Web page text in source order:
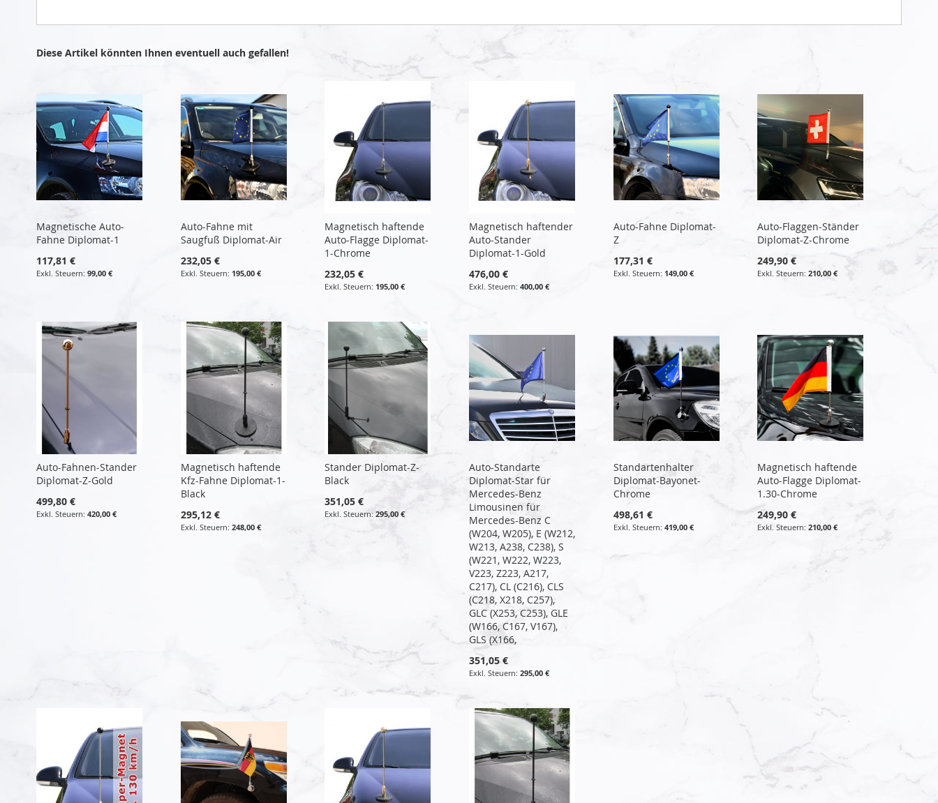
Diese Artikel könnten Ihnen eventuell auch gefallen!
Magnetische Auto-
Fahne Diplomat-1
117,81 €
99,00 €
Auto-Fahne mit
Saugfuß Diplomat-Air
232,05 €
195,00 €
Magnetisch haftende
Auto-Flagge Diplomat-
1-Chrome
232,05 €
195,00 €
Magnetisch haftender
Auto-Stander
Diplomat-1-Gold
476,00 €
400,00 €
Auto-Fahne Diplomat-
Z
177,31 €
149,00 €
Auto-Flaggen-Ständer
Diplomat-Z-Chrome
249,90 €
210,00 €
Auto-Fahnen-Stander
Diplomat-Z-Gold
499,80 €
420,00 €
Magnetisch haftende
Kfz-Fahne Diplomat-1-
Black
295,12 €
248,00 €
Stander Diplomat-Z-
Black
351,05 €
295,00 €
Auto-Standarte
Diplomat-Star für
Mercedes-Benz
Limousinen für
Mercedes-Benz C
(W204, W205), E (W212,
W213, A238, C238), S
(W221, W222, W223,
V223, Z223, A217,
C217), CL (C216), CLS
(C218, X218, C257),
GLC (X253, C253), GLE
(W166, C167, V167),
GLS (X166,
351,05 €
295,00 €
Standartenhalter
Diplomat-Bayonet-
Chrome
498,61 €
419,00 €
Magnetisch haftende
Auto-Flagge Diplomat-
1.30-Chrome
249,90 €
210,00 €